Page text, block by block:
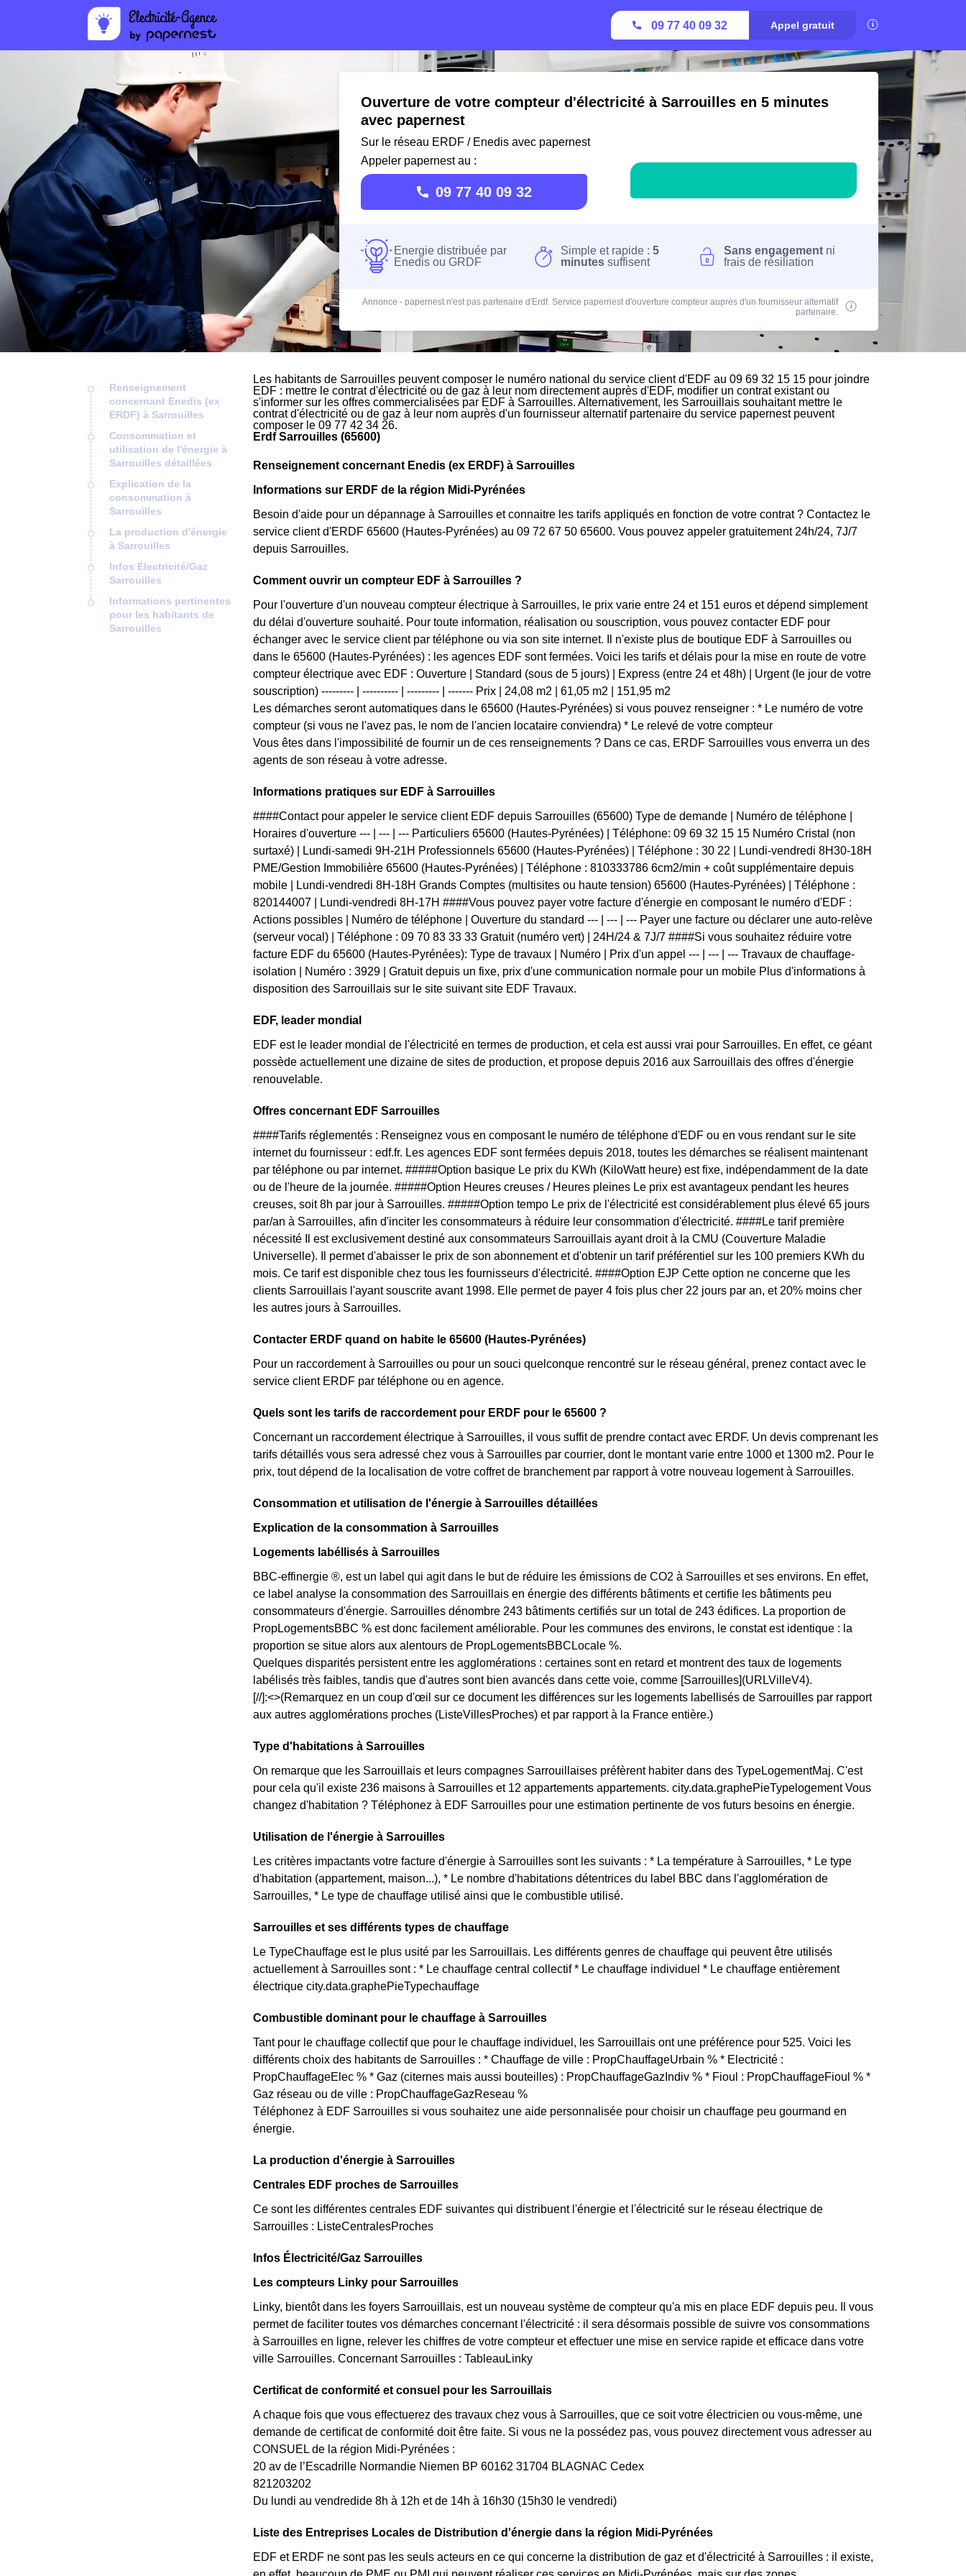
09 77 40 09 32 Appel gratuit
Ouverture de votre compteur d'électricité à Sarrouilles en 5 minutes
avec papernest
Sur le réseau ERDF / Enedis avec papernest
Appeler papernest au :
09 77 40 09 32
Energie distribuée par
Enedis ou GRDF
Simple et rapide :5
minutes suffisent
Sans engagement ni
frais de résiliation
Annonce - papernest n'est pas partenaire d'Erdf. Service papernest d'ouverture compteur auprès d'un fournisseur alternatif
partenaire.
Renseignement
concernant Enedis (ex
ERDF) à Sarrouilles
Consommation et
utilisation de l'énergie à
Sarrouilles détaillées
Explication de la
consommation à
Sarrouilles
La production d'énergie
à Sarrouilles
Infos Électricité/Gaz
Sarrouilles
Informations pertinentes
pour les habitants de
Sarrouilles
Les habitants de Sarrouilles peuvent composer le numéro national du service client d'EDF au 09 69 32 15 15 pour joindre
EDF : mettre le contrat d'électricité ou de gaz à leur nom directement auprès d'EDF, modifier un contrat existant ou
s'informer sur les offres commercialisées par EDF à Sarrouilles. Alternativement, les Sarrouillais souhaitant mettre le
contrat d'électricité ou de gaz à leur nom auprès d'un fournisseur alternatif partenaire du service papernest peuvent
composer le 09 77 42 34 26.
Erdf Sarrouilles (65600)
Renseignement concernant Enedis (ex ERDF) à Sarrouilles
Informations sur ERDF de la région Midi-Pyrénées
Besoin d'aide pour un dépannage à Sarrouilles et connaitre les tarifs appliqués en fonction de votre contrat ? Contactez le
service client d'ERDF 65600 (Hautes-Pyrénées) au 09 72 67 50 65600. Vous pouvez appeler gratuitement 24h/24, 7J/7
depuis Sarrouilles.
Comment ouvrir un compteur EDF à Sarrouilles ?
Pour l'ouverture d'un nouveau compteur électrique à Sarrouilles, le prix varie entre 24 et 151 euros et dépend simplement
du délai d'ouverture souhaité. Pour toute information, réalisation ou souscription, vous pouvez contacter EDF pour
échanger avec le service client par téléphone ou via son site internet. Il n'existe plus de boutique EDF à Sarrouilles ou
dans le 65600 (Hautes-Pyrénées) : les agences EDF sont fermées. Voici les tarifs et délais pour la mise en route de votre
compteur électrique avec EDF : Ouverture | Standard (sous de 5 jours) | Express (entre 24 et 48h) | Urgent (le jour de votre
souscription) --------- | ---------- | --------- | ------- Prix | 24,08 m2 | 61,05 m2 | 151,95 m2
Les démarches seront automatiques dans le 65600 (Hautes-Pyrénées) si vous pouvez renseigner : * Le numéro de votre
compteur (si vous ne l'avez pas, le nom de l'ancien locataire conviendra) * Le relevé de votre compteur
Vous êtes dans l'impossibilité de fournir un de ces renseignements ? Dans ce cas, ERDF Sarrouilles vous enverra un des
agents de son réseau à votre adresse.
Informations pratiques sur EDF à Sarrouilles
####Contact pour appeler le service client EDF depuis Sarrouilles (65600) Type de demande | Numéro de téléphone |
Horaires d'ouverture --- | --- | --- Particuliers 65600 (Hautes-Pyrénées) | Téléphone: 09 69 32 15 15 Numéro Cristal (non
surtaxé) | Lundi-samedi 9H-21H Professionnels 65600 (Hautes-Pyrénées) | Téléphone : 30 22 | Lundi-vendredi 8H30-18H
PME/Gestion Immobilière 65600 (Hautes-Pyrénées) | Téléphone : 810333786 6cm2/min + coût supplémentaire depuis
mobile | Lundi-vendredi 8H-18H Grands Comptes (multisites ou haute tension) 65600 (Hautes-Pyrénées) | Téléphone :
820144007 | Lundi-vendredi 8H-17H ####Vous pouvez payer votre facture d'énergie en composant le numéro d'EDF :
Actions possibles | Numéro de téléphone | Ouverture du standard --- | --- | --- Payer une facture ou déclarer une auto-relève
(serveur vocal) | Téléphone : 09 70 83 33 33 Gratuit (numéro vert) | 24H/24 & 7J/7 ####Si vous souhaitez réduire votre
facture EDF du 65600 (Hautes-Pyrénées): Type de travaux | Numéro | Prix d'un appel --- | --- | --- Travaux de chauffage-
isolation | Numéro : 3929 | Gratuit depuis un fixe, prix d'une communication normale pour un mobile Plus d'informations à
disposition des Sarrouillais sur le site suivant site EDF Travaux.
EDF, leader mondial
EDF est le leader mondial de l'électricité en termes de production, et cela est aussi vrai pour Sarrouilles. En effet, ce géant
possède actuellement une dizaine de sites de production, et propose depuis 2016 aux Sarrouillais des offres d'énergie
renouvelable.
Offres concernant EDF Sarrouilles
####Tarifs réglementés : Renseignez vous en composant le numéro de téléphone d'EDF ou en vous rendant sur le site
internet du fournisseur : edf.fr. Les agences EDF sont fermées depuis 2018, toutes les démarches se réalisent maintenant
par téléphone ou par internet. #####Option basique Le prix du KWh (KiloWatt heure) est fixe, indépendamment de la date
ou de l'heure de la journée. #####Option Heures creuses / Heures pleines Le prix est avantageux pendant les heures
creuses, soit 8h par jour à Sarrouilles. #####Option tempo Le prix de l'électricité est considérablement plus élevé 65 jours
par/an à Sarrouilles, afin d'inciter les consommateurs à réduire leur consommation d'électricité. ####Le tarif première
nécessité Il est exclusivement destiné aux consommateurs Sarrouillais ayant droit à la CMU (Couverture Maladie
Universelle). Il permet d'abaisser le prix de son abonnement et d'obtenir un tarif préférentiel sur les 100 premiers KWh du
mois. Ce tarif est disponible chez tous les fournisseurs d'électricité. ####Option EJP Cette option ne concerne que les
clients Sarrouillais l'ayant souscrite avant 1998. Elle permet de payer 4 fois plus cher 22 jours par an, et 20% moins cher
les autres jours à Sarrouilles.
Contacter ERDF quand on habite le 65600 (Hautes-Pyrénées)
Pour un raccordement à Sarrouilles ou pour un souci quelconque rencontré sur le réseau général, prenez contact avec le
service client ERDF par téléphone ou en agence.
Quels sont les tarifs de raccordement pour ERDF pour le 65600 ?
Concernant un raccordement électrique à Sarrouilles, il vous suffit de prendre contact avec ERDF. Un devis comprenant les
tarifs détaillés vous sera adressé chez vous à Sarrouilles par courrier, dont le montant varie entre 1000 et 1300 m2. Pour le
prix, tout dépend de la localisation de votre coffret de branchement par rapport à votre nouveau logement à Sarrouilles.
Consommation et utilisation de l'énergie à Sarrouilles détaillées
Explication de la consommation à Sarrouilles
Logements labéllisés à Sarrouilles
BBC-effinergie ®, est un label qui agit dans le but de réduire les émissions de CO2 à Sarrouilles et ses environs. En effet,
ce label analyse la consommation des Sarrouillais en énergie des différents bâtiments et certifie les bâtiments peu
consommateurs d'énergie. Sarrouilles dénombre 243 bâtiments certifiés sur un total de 243 édifices. La proportion de
PropLogementsBBC % est donc facilement améliorable. Pour les communes des environs, le constat est identique : la
proportion se situe alors aux alentours de PropLogementsBBCLocale %.
Quelques disparités persistent entre les agglomérations : certaines sont en retard et montrent des taux de logements
labélisés très faibles, tandis que d'autres sont bien avancés dans cette voie, comme [Sarrouilles](URLVilleV4).
[//]:<>(Remarquez en un coup d'œil sur ce document les différences sur les logements labellisés de Sarrouilles par rapport
aux autres agglomérations proches (ListeVillesProches) et par rapport à la France entière.)
Type d'habitations à Sarrouilles
On remarque que les Sarrouillais et leurs compagnes Sarrouillaises préfèrent habiter dans des TypeLogementMaj. C'est
pour cela qu'il existe 236 maisons à Sarrouilles et 12 appartements appartements. city.data.graphePieTypelogement Vous
changez d'habitation ? Téléphonez à EDF Sarrouilles pour une estimation pertinente de vos futurs besoins en énergie.
Utilisation de l'énergie à Sarrouilles
Les critères impactants votre facture d'énergie à Sarrouilles sont les suivants : * La température à Sarrouilles, * Le type
d'habitation (appartement, maison...), * Le nombre d'habitations détentrices du label BBC dans l'agglomération de
Sarrouilles, * Le type de chauffage utilisé ainsi que le combustible utilisé.
Sarrouilles et ses différents types de chauffage
Le TypeChauffage est le plus usité par les Sarrouillais. Les différents genres de chauffage qui peuvent être utilisés
actuellement à Sarrouilles sont : * Le chauffage central collectif * Le chauffage individuel * Le chauffage entièrement
électrique city.data.graphePieTypechauffage
Combustible dominant pour le chauffage à Sarrouilles
Tant pour le chauffage collectif que pour le chauffage individuel, les Sarrouillais ont une préférence pour 525. Voici les
différents choix des habitants de Sarrouilles : * Chauffage de ville : PropChauffageUrbain % * Electricité :
PropChauffageElec % * Gaz (citernes mais aussi bouteilles) : PropChauffageGazIndiv % * Fioul : PropChauffageFioul % *
Gaz réseau ou de ville : PropChauffageGazReseau %
Téléphonez à EDF Sarrouilles si vous souhaitez une aide personnalisée pour choisir un chauffage peu gourmand en
énergie.
La production d'énergie à Sarrouilles
Centrales EDF proches de Sarrouilles
Ce sont les différentes centrales EDF suivantes qui distribuent l'énergie et l'électricité sur le réseau électrique de
Sarrouilles : ListeCentralesProches
Infos Électricité/Gaz Sarrouilles
Les compteurs Linky pour Sarrouilles
Linky, bientôt dans les foyers Sarrouillais, est un nouveau système de compteur qu'a mis en place EDF depuis peu. Il vous
permet de faciliter toutes vos démarches concernant l'électricité : il sera désormais possible de suivre vos consommations
à Sarrouilles en ligne, relever les chiffres de votre compteur et effectuer une mise en service rapide et efficace dans votre
ville Sarrouilles. Concernant Sarrouilles : TableauLinky
Certificat de conformité et consuel pour les Sarrouillais
A chaque fois que vous effectuerez des travaux chez vous à Sarrouilles, que ce soit votre électricien ou vous-même, une
demande de certificat de conformité doit être faite. Si vous ne la possédez pas, vous pouvez directement vous adresser au
CONSUEL de la région Midi-Pyrénées :
20 av de l’Escadrille Normandie Niemen BP 60162 31704 BLAGNAC Cedex
821203202
Du lundi au vendredide 8h à 12h et de 14h à 16h30 (15h30 le vendredi)
Liste des Entreprises Locales de Distribution d'énergie dans la région Midi-Pyrénées
EDF et ERDF ne sont pas les seuls acteurs en ce qui concerne la distribution de gaz et d'électricité à Sarrouilles : il existe,